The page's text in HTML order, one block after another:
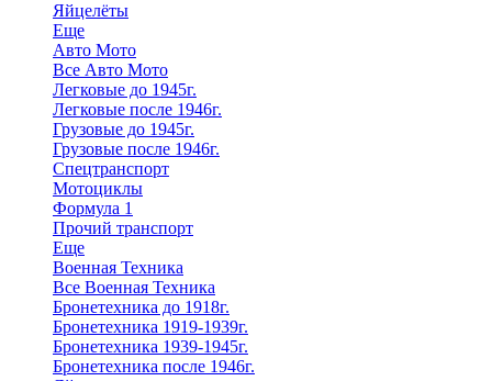
Яйцелёты
Еще
Авто Мото
Все Авто Мото
Легковые до 1945г.
Легковые после 1946г.
Грузовые до 1945г.
Грузовые после 1946г.
Спецтранспорт
Мотоциклы
Формула 1
Прочий транспорт
Еще
Военная Техника
Все Военная Техника
Бронетехника до 1918г.
Бронетехника 1919-1939г.
Бронетехника 1939-1945г.
Бронетехника после 1946г.